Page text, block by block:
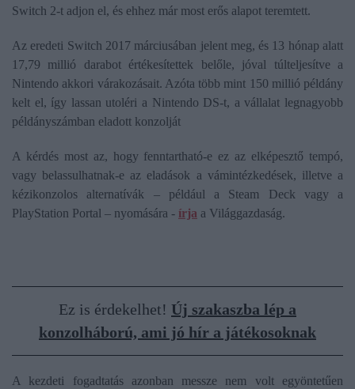
Switch 2-t adjon el, és ehhez már most erős alapot teremtett.
Az eredeti Switch 2017 márciusában jelent meg, és 13 hónap alatt
17,79 millió darabot értékesítettek belőle, jóval túlteljesítve a
Nintendo akkori várakozásait. Azóta több mint 150 millió példány
kelt el, így lassan utoléri a Nintendo DS-t, a vállalat legnagyobb
példányszámban eladott konzolját
A kérdés most az, hogy fenntartható-e ez az elképesztő tempó,
vagy belassulhatnak-e az eladások a vámintézkedések, illetve a
kézikonzolos alternatívák – például a Steam Deck vagy a
PlayStation Portal – nyomására - írja a Világgazdaság.
Ez is érdekelhet! Új szakaszba lép a
konzolháború, ami jó hír a játékosoknak
A kezdeti fogadtatás azonban messze nem volt egyöntetűen